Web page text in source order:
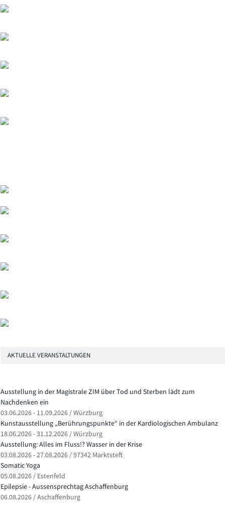
AKTUELLE VERANSTALTUNGEN
Ausstellung in der Magistrale ZIM über Tod und Sterben lädt zum
Nachdenken ein
03.06.2026 - 11.09.2026 / Würzburg
Kunstausstellung „Berührungspunkte“ in der Kardiologischen Ambulanz
18.06.2026 - 31.12.2026 / Würzburg
Ausstellung: Alles im Fluss!? Wasser in der Krise
03.08.2026 - 27.08.2026 / 97342 Marktsteft
Somatic Yoga
05.08.2026 / Estenfeld
Epilepsie - Aussensprechtag Aschaffenburg
06.08.2026 / Aschaffenburg